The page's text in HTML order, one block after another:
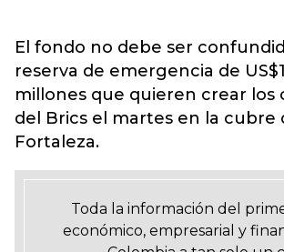
El fondo no debe ser
reserva de emergencia de
millones que quieren crear los
del Brics el martes en la cubre
Fortaleza.
Toda la información del
económico, empresarial y